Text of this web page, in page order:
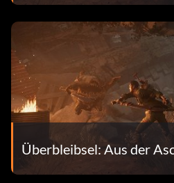
Überbleibsel: Aus der